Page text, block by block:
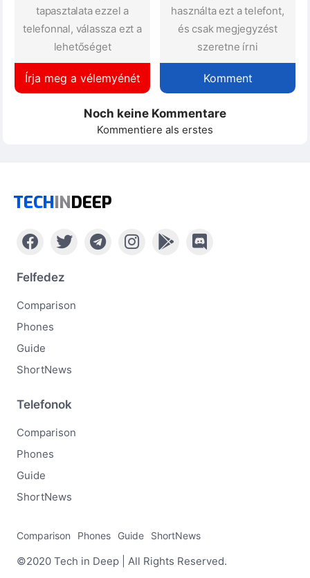
tapasztalata ezzel a
telefonnal, válassza ezt a
lehetőséget
Írja meg a vélemyénét
használta ezt a telefont,
és csak megjegyzést
szeretne írni
Komment
Noch keine Kommentare
Kommentiere als erstes
TECHINDEEP
Felfedez
Comparison
Phones
Guide
ShortNews
Telefonok
Comparison
Phones
Guide
ShortNews
Comparison Phones Guide ShortNews
©2020 Tech in Deep | All Rights Reserved.